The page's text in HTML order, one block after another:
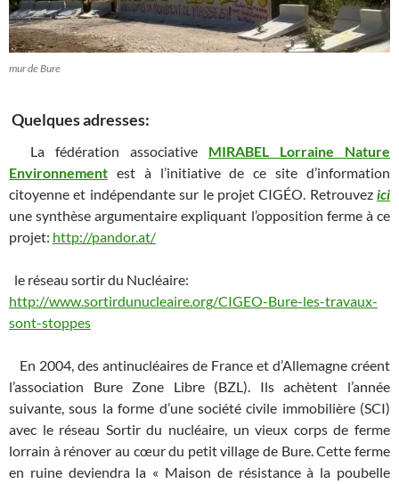
mur de Bure
Quelques adresses:
La fédération associative MIRABEL Lorraine Nature
Environnement est à l’initiative de ce site d’information
citoyenne et indépendante sur le projet CIGÉO. Retrouvez ici
une synthèse argumentaire expliquant l’opposition ferme à ce
projet: http://pandor.at/
le réseau sortir du Nucléaire:
http://www.sortirdunucleaire.org/CIGEO-Bure-les-travaux-
sont-stoppes
En 2004, des antinucléaires de France et d’Allemagne créent
l’association Bure Zone Libre (BZL). Ils achètent l’année
suivante, sous la forme d’une société civile immobilière (SCI)
avec le réseau Sortir du nucléaire, un vieux corps de ferme
lorrain à rénover au cœur du petit village de Bure. Cette ferme
en ruine deviendra la « Maison de résistance à la poubelle